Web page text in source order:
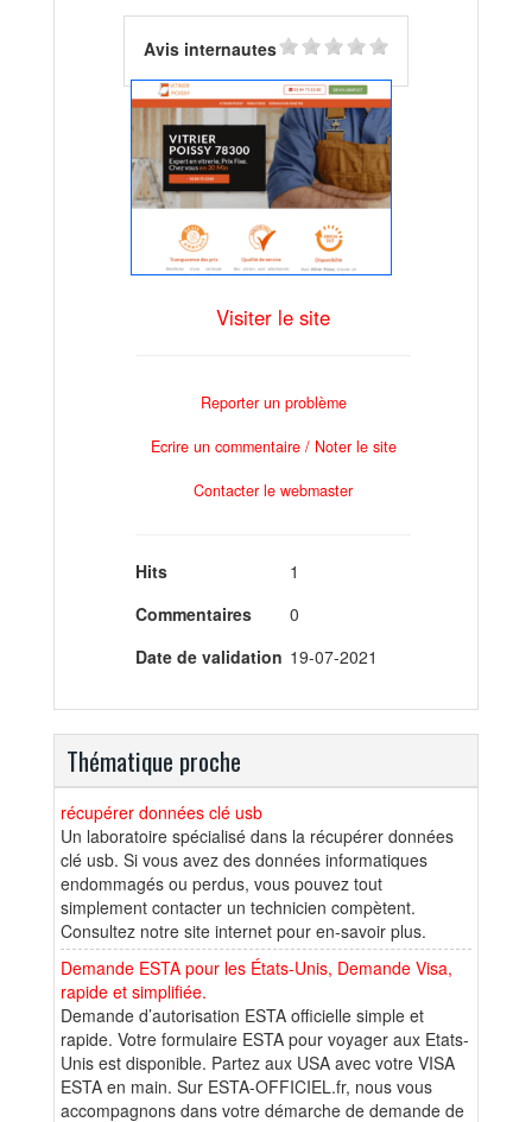
Avis internautes
Visiter le site
Reporter un problème
Ecrire un commentaire / Noter le site
Contacter le webmaster
Hits
1
Commentaires
0
Date de validation 19-07-2021
Thématique proche
récupérer données clé usb
Un laboratoire spécialisé dans la récupérer données
clé usb. Si vous avez des données informatiques
endommagés ou perdus, vous pouvez tout
simplement contacter un technicien compètent.
Consultez notre site internet pour en-savoir plus.
Demande ESTA pour les États-Unis, Demande Visa,
rapide et simplifiée.
Demande d’autorisation ESTA officielle simple et
rapide. Votre formulaire ESTA pour voyager aux Etats-
Unis est disponible. Partez aux USA avec votre VISA
ESTA en main. Sur ESTA-OFFICIEL.fr, nous vous
accompagnons dans votre démarche de demande de